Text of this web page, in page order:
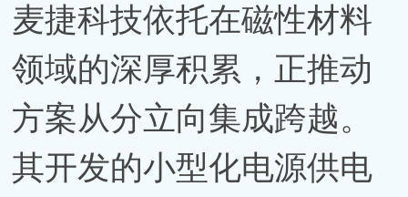
麦捷科技依托在磁性材料
领域的深厚积累，正推动
方案从分立向集成跨越。
其开发的小型化电源供电